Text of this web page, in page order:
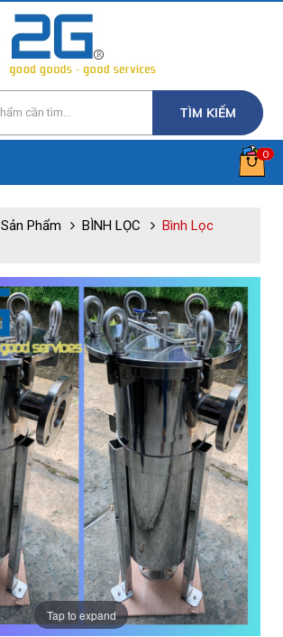
TÌM KIẾM
0
Sản Phẩm BÌNH LỌC
Bình Lọc
Tap to expand